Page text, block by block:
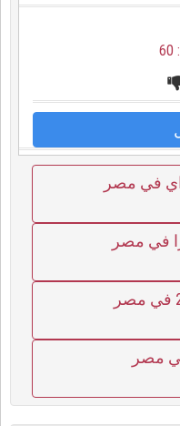
في مصر
في مصر
مصر